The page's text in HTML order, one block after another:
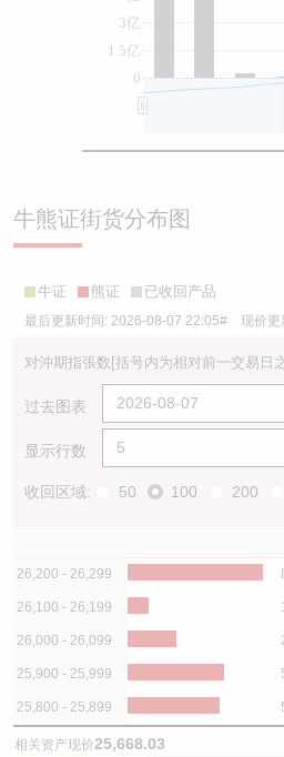
0
1.5亿
3亿
牛熊证街货分布图
牛证 熊证 已收回产品
最后更新时间: 2026-08-07 22:05# 现价更
对沖期指張数[括号内为相对前一交易日
过去图表
显示行数
收回区域: 50 100 200
26,200 - 26,299
26,100 - 26,199
26,000 - 26,099
25,900 - 25,999
25,800 - 25,899
相关资产现价25,668.03